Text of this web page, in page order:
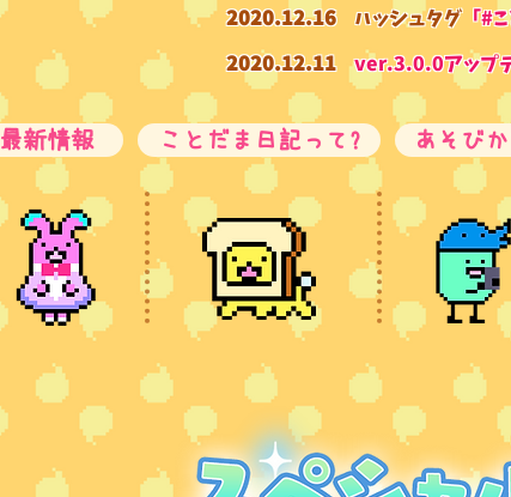
2020.12.16 ハッシュタグ「#
2020.12.11 ver.3.0.0アップ
最新情報 ことだま日記って? あそび